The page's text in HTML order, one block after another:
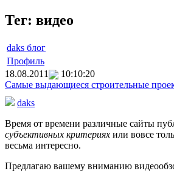
Тег: видео
daks блог
Профиль
18.08.2011
10:10:20
Самые выдающиеся строительные
daks
Время от времени различные сайты
субъективных критериях или вовсе
весьма интересно.
Предлагаю вашему вниманию